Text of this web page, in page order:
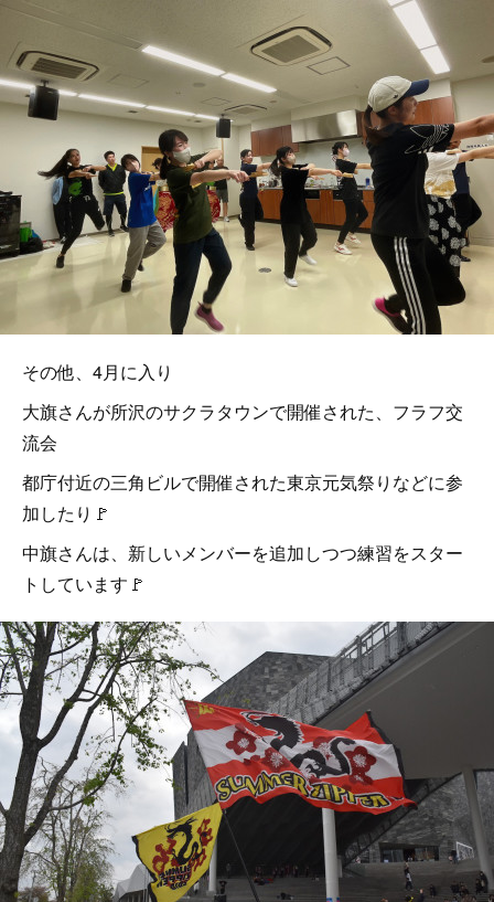
その他、4月に入り
大旗さんが所沢のサクラタウンで開催された、フラフ交
流会
都庁付近の三角ビルで開催された東京元気祭りなどに参
加したり🚩
中旗さんは、新しいメンバーを追加しつつ練習をスター
トしています🚩